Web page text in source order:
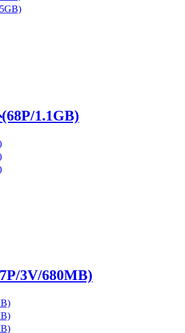
1.1GB)
3V/680MB)